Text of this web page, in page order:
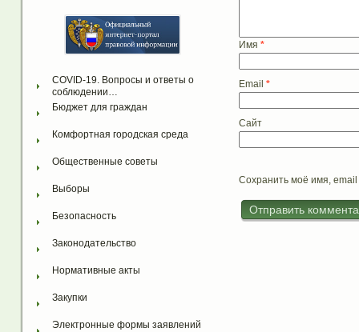
COVID-19. Вопросы и ответы о
соблюдении…
Бюджет для граждан
Комфортная городская среда
Общественные советы
Выборы
Безопасность
Законодательство
Нормативные акты
Закупки
Электронные формы заявлений
Имя *
Email *
Сайт
Сохранить моё имя,